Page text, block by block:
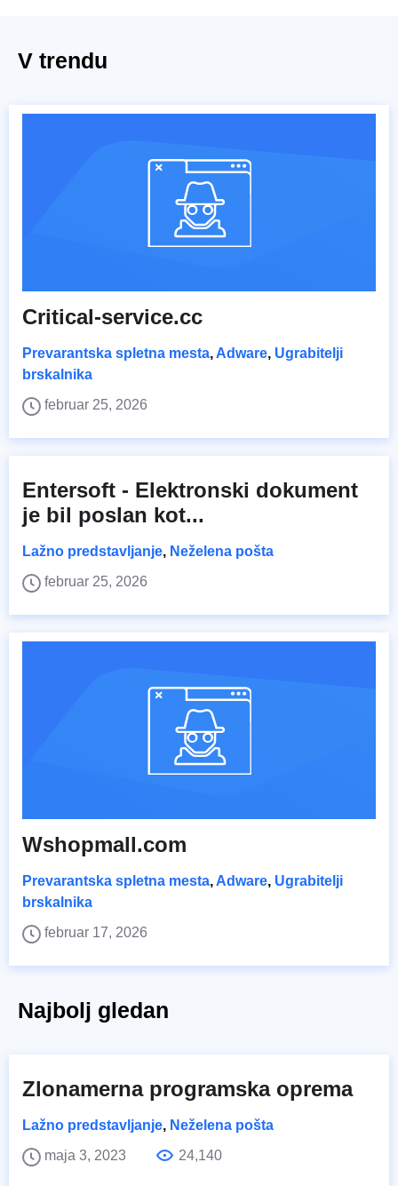
V trendu
Critical-service.cc
Prevarantska spletna mesta, Adware, Ugrabitelji
brskalnika
februar 25, 2026
Entersoft - Elektronski dokument
je bil poslan kot...
Lažno predstavljanje, Neželena pošta
februar 25, 2026
Wshopmall.com
Prevarantska spletna mesta, Adware, Ugrabitelji
brskalnika
februar 17, 2026
Najbolj gledan
Zlonamerna programska oprema
Lažno predstavljanje, Neželena pošta
maja 3, 2023
24,140